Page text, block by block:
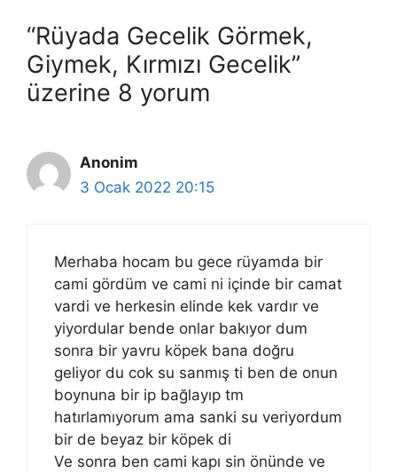
“Rüyada Gecelik Görmek,
Giymek, Kırmızı Gecelik”
üzerine 8 yorum
Anonim
3 Ocak 2022 20:15
Merhaba hocam bu gece rüyamda bir
cami gördüm ve cami ni içinde bir camat
vardi ve herkesin elinde kek vardır ve
yiyordular bende onlar bakıyor dum
sonra bir yavru köpek bana doğru
geliyor du cok su sanmış ti ben de onun
boynuna bir ip bağlayıp tm
hatırlamıyorum ama sanki su veriyordum
bir de beyaz bir köpek di
Ve sonra ben cami kapı sin önünde ve